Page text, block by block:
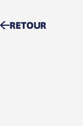
RETOUR